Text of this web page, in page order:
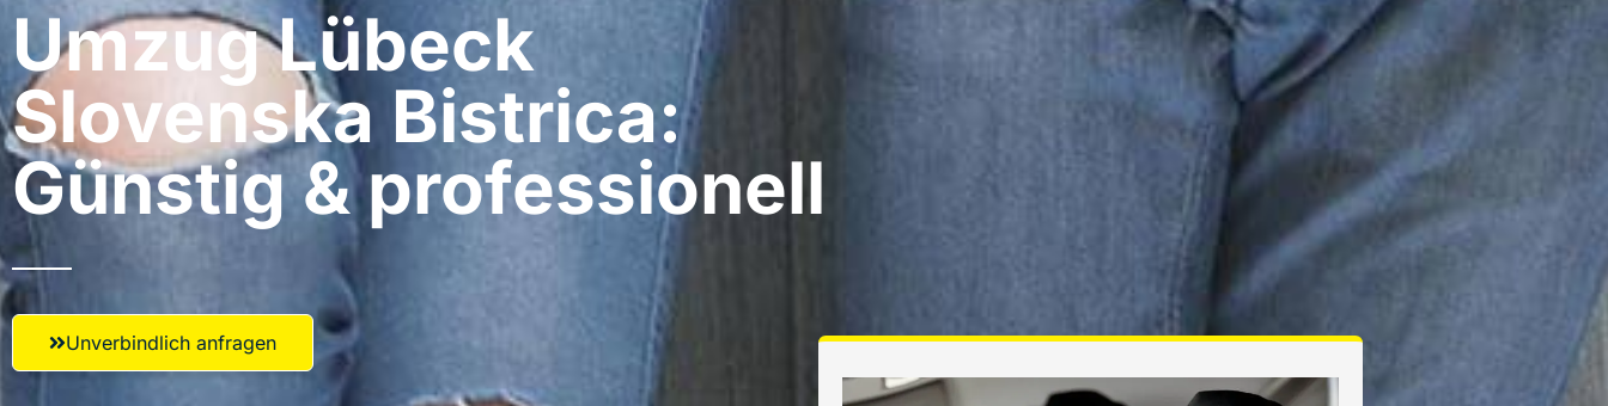
Umzug Lübeck​
Slovenska Bistrica:
Günstig & professionell​
Unverbindlich anfragen